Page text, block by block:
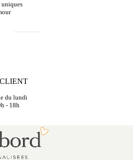
uniques
du lundi
- 18h